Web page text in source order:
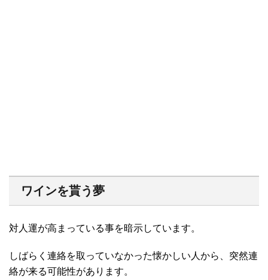
ワインを貰う夢
対人運が高まっている事を暗示しています。
しばらく連絡を取っていなかった懐かしい人から、突然連
絡が来る可能性があります。